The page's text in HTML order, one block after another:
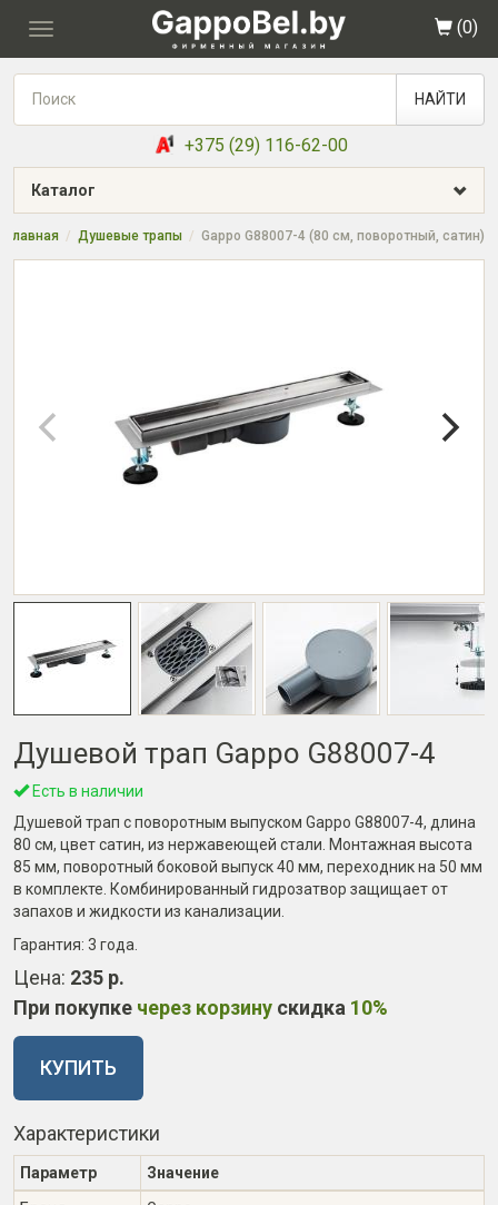
Toggle
(0)
НАЙТИ
+375 (29) 116-62-00
Каталог
Главная Душевые трапы Gappo G88007-4 (80 см, поворотный, сатин)
Душевой трап Gappo G88007-4
Есть в наличии
Душевой трап с поворотным выпуском Gappo G88007-4, длина
80 см, цвет сатин, из нержавеющей стали. Монтажная высота
85 мм, поворотный боковой выпуск 40 мм, переходник на 50 мм
в комплекте. Комбинированный гидрозатвор защищает от
запахов и жидкости из канализации.
Гарантия: 3 года
Цена: 235 р.
При покупке через корзину скидка 10%
КУПИТЬ
Характеристики
Параметр
Значение